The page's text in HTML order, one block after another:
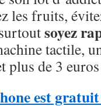
les fruits,
soyez
tactile,
plus de 3
est